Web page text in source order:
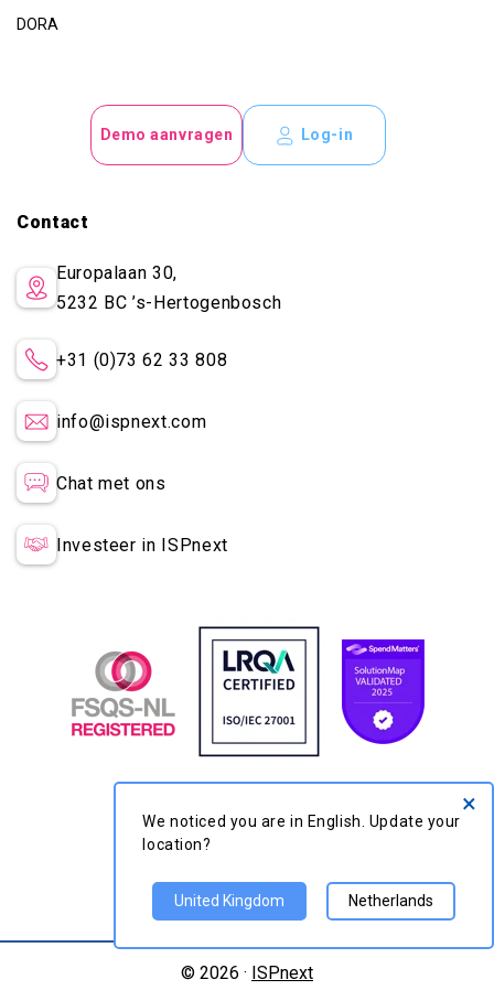
DORA
Demo aanvragen Log-in
Contact
Europalaan 30,
5232 BC’s-Hertogenbosch
+31 (0)73 62 33 808
info@ispnext.com
Chat met ons
Investeer in ISPnext
© 2026 · ISPnext
×
your location?